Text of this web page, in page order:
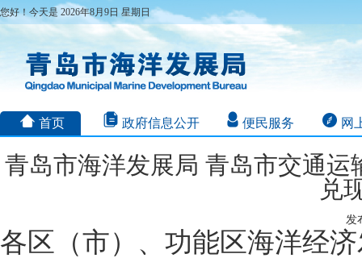
您好！今天是 2026年8月9日 星期日
首页 政府信息公开 便民服务 网
青岛市海洋发展局 青岛市交通运
兑
发
各区（市）、功能区海洋经